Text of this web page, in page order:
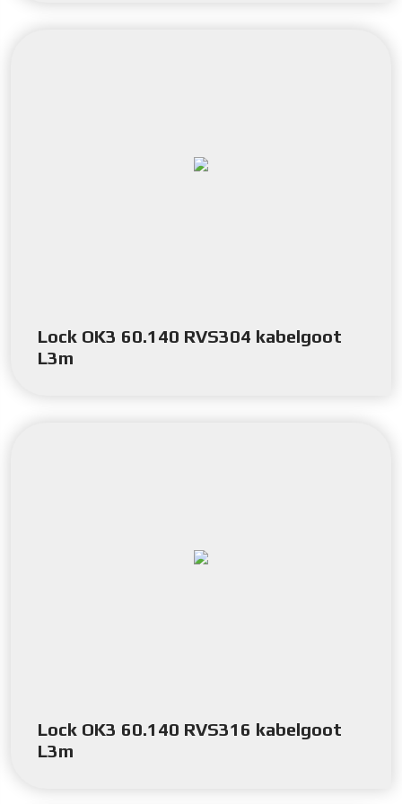
Lock OK3 60.140 RVS304 kabelgoot
L3m
Lock OK3 60.140 RVS316 kabelgoot
L3m